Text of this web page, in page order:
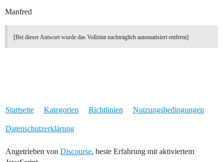
Manfred
[Bei dieser Antwort wurde das Vollzitat nachträglich automatisiert entfernt]
Startseite Kategorien Richtlinien Nutzungsbedingungen
Datenschutzerklärung
Angetrieben von Discourse, beste Erfahrung mit aktiviertem